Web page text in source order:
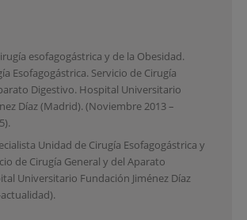
esofagogástrica y de la Obesidad.
Esofagogástrica. Servicio de Cirugía
Digestivo. Hospital Universitario
Díaz (Madrid). (Noviembre 2013 –
Unidad de Cirugía Esofagogástrica y
de Cirugía General y del Aparato
Universitario Fundación Jiménez Díaz